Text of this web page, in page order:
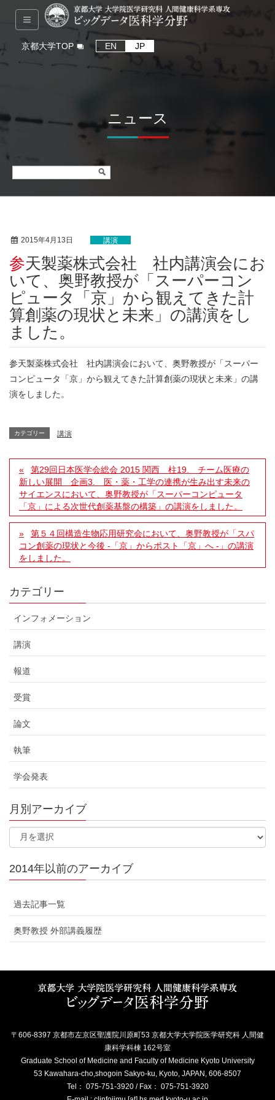
京都大学TOP EN JP
ニュース
2015年4月13日 講演
参天製薬株式会社 社内講演会にお
いて、奥野教授が「スーパーコン
ピュータ「京」から観えてきた計
算創薬の現状と未来」の講演をし
ました。
参天製薬株式会社 社内講演会において、奥野教授が「スーパー
コンピュータ「京」から観えてきた計算創薬の現状と未来」の講
演をしました。
カテゴリー 講演
第29回日本医学会総会 2015 関西 柱19. チーム医療の
新しい展開 企画3. 医・薬・工学の連携が生み出す未来の
サイエンスにおいて、奥野教授が「スーパーコンピュータ
「京」による次世代創薬基盤の構築」の講演をしました。
第５４回構造生物応用研究会において、奥野教授が「スパ
コン創薬の現状と今後 -「京」からポスト「京」へ -」の講演
をしました。
カテゴリー
インフォメーション
講演
報道
受賞
論文
執筆
学会発表
月別アーカイブ
2014年以前のアーカイブ
過去記事一覧
奥野教授 外部講義履歴
〒606-8397 京都市左京区聖護院川原町53 京都大学大学院医学研究科 人間健
康科学科棟 162号室
Graduate School of Medicine and Faculty of Medicine Kyoto University
53 Kawahara-cho,shogoin Sakyo-ku, Kyoto, JAPAN, 606-8507
Tel： 075-751-3920 / Fax： 075-751-3920